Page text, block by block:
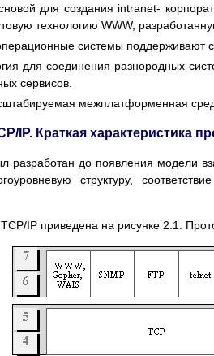
для создания intranet-
технологию WWW,
системы поддерживают
для соединения разнородных
сервисов.
межплатформенная
IP. Краткая характеристика
разработан до появления модели
структуру,
IP приведена на рисунке 2.1.